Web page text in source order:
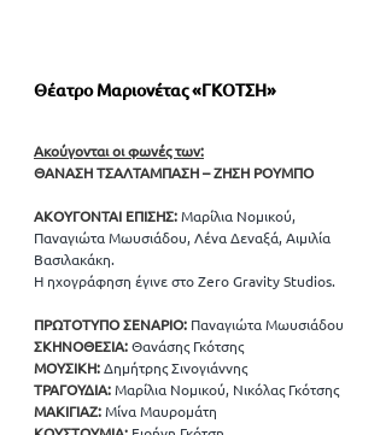
Θέατρο Μαριονέτας «ΓΚΟΤΣΗ»
Ακούγονται οι φωνές των:
ΘΑΝΑΣΗ ΤΣΑΛΤΑΜΠΑΣΗ – ΖΗΣΗ ΡΟΥΜΠΟ
ΑΚΟΥΓΟΝΤΑΙ ΕΠΙΣΗΣ: Μαρίλια Νομικού,
Παναγιώτα Μωυσιάδου, Λένα Δεναξά, Αιμιλία
Βασιλακάκη.
Η ηχογράφηση έγινε στο Zero Gravity Studios.
ΠΡΩΤΟΤΥΠΟ ΣΕΝΑΡΙΟ: Παναγιώτα Μωυσιάδου
ΣΚΗΝΟΘΕΣΙΑ: Θανάσης Γκότσης
ΜΟΥΣΙΚΗ: Δημήτρης Σινογιάννης
ΤΡΑΓΟΥΔΙΑ: Μαρίλια Νομικού, Νικόλας Γκότσης
ΜΑΚΙΓΙΑΖ: Μίνα Μαυρομάτη